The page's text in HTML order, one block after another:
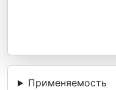
Применяемость